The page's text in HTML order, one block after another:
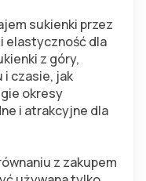
sukienki przez
elastyczność dla
z góry,
czasie, jak
okresy
i atrakcyjne dla
z zakupem